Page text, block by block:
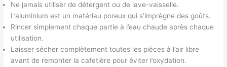
Ne jamais utiliser de détergent ou de lave-vaisselle.
L’aluminium est un matériau poreux qui s’imprègne des goûts.
Rincer simplement chaque partie à l’eau chaude après chaque
utilisation.
Laisser sécher complètement toutes les pièces à l’air libre
avant de remonter la cafetière pour éviter l’oxydation.